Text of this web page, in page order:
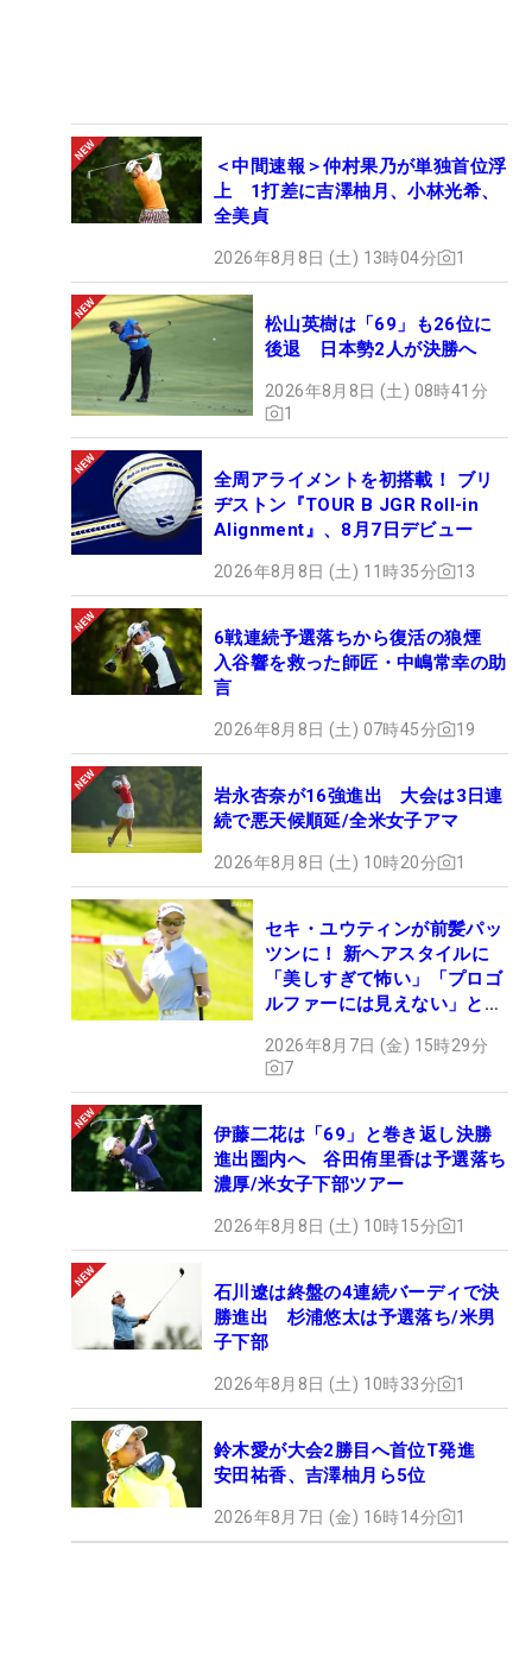
＜中間速報＞仲村果乃が単独首位浮
上 1打差に吉澤柚月、小林光希、
全美貞
2026年8月8日 (土) 13時04分 1
松山英樹は「69」も26位に
後退 日本勢2人が決勝へ
2026年8月8日 (土) 08時41分
1
全周アライメントを初搭載！ ブリ
ヂストン『TOUR B JGR Roll-in
Alignment』、8月7日デビュー
2026年8月8日 (土) 11時35分 13
6戦連続予選落ちから復活の狼煙
入谷響を救った師匠・中嶋常幸の助
言
2026年8月8日 (土) 07時45分 19
岩永杏奈が16強進出 大会は3日連
続で悪天候順延/全米女子アマ
2026年8月8日 (土) 10時20分 1
セキ・ユウティンが前髪パッ
ツンに！ 新ヘアスタイルに
「美しすぎて怖い」「プロゴ
ルファーには見えない」とコ
2026年8月7日 (金) 15時29分
7
伊藤二花は「69」と巻き返し決勝
進出圏内へ 谷田侑里香は予選落ち
濃厚/米女子下部ツアー
2026年8月8日 (土) 10時15分 1
石川遼は終盤の4連続バーディで決
勝進出 杉浦悠太は予選落ち/米男
子下部
2026年8月8日 (土) 10時33分 1
鈴木愛が大会2勝目へ首位T発進
安田祐香、吉澤柚月ら5位
2026年8月7日 (金) 16時14分 1